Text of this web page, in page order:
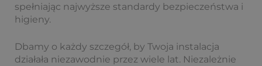
spełniając najwyższe standardy bezpieczeństwa i
higieny.
Dbamy o każdy szczegół, by Twoja instalacja
działała niezawodnie przez wiele lat. Niezależnie